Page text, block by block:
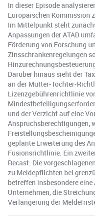
In dieser Episode
Europäischen Kommission
Im Mittelpunkt steht
Anpassungen der ATAD
Förderung von Forschung
Zinsschrankenregelungen
Darüber hinaus sieht der
an der Mutter-Tochter-
Lizenzgebührenrichtlinie
und der Verzicht auf eine
Anspruchsberechtigungen,
geplante Erweiterung des
Fusionsrichtlinie. Ein
Recast: Die
zu Meldepflichten bei
betreffen insbesondere
Unternehmen, die
Verlängerung der